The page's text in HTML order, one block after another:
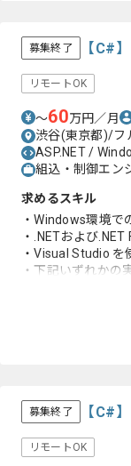
募集終了 【C#
リモートOK
〜60万円／月
渋谷(東京都)/フ
ASP.NET /
組込・制御エン
求めるスキル
・Windows環境
・.NETおよび
・Visual Studio を
・下記いずれかの
募集終了 【C#
リモートOK